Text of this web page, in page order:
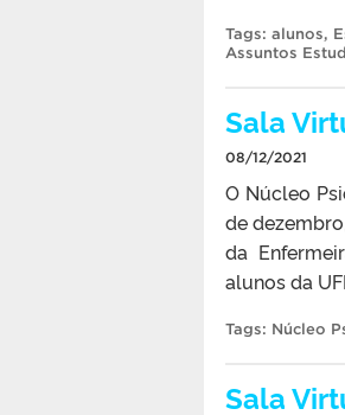
Tags: alunos,
Assuntos
Sala
08/12/2021
O Núcleo
de
da
alunos da
Tags: Núcleo
Sala